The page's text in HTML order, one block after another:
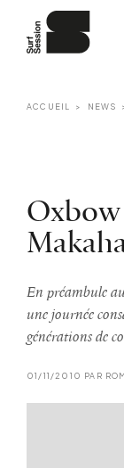
ACCUEIL NEWS
Oxbow
En préambule
une journée
générations de
01/11/2010 PAR